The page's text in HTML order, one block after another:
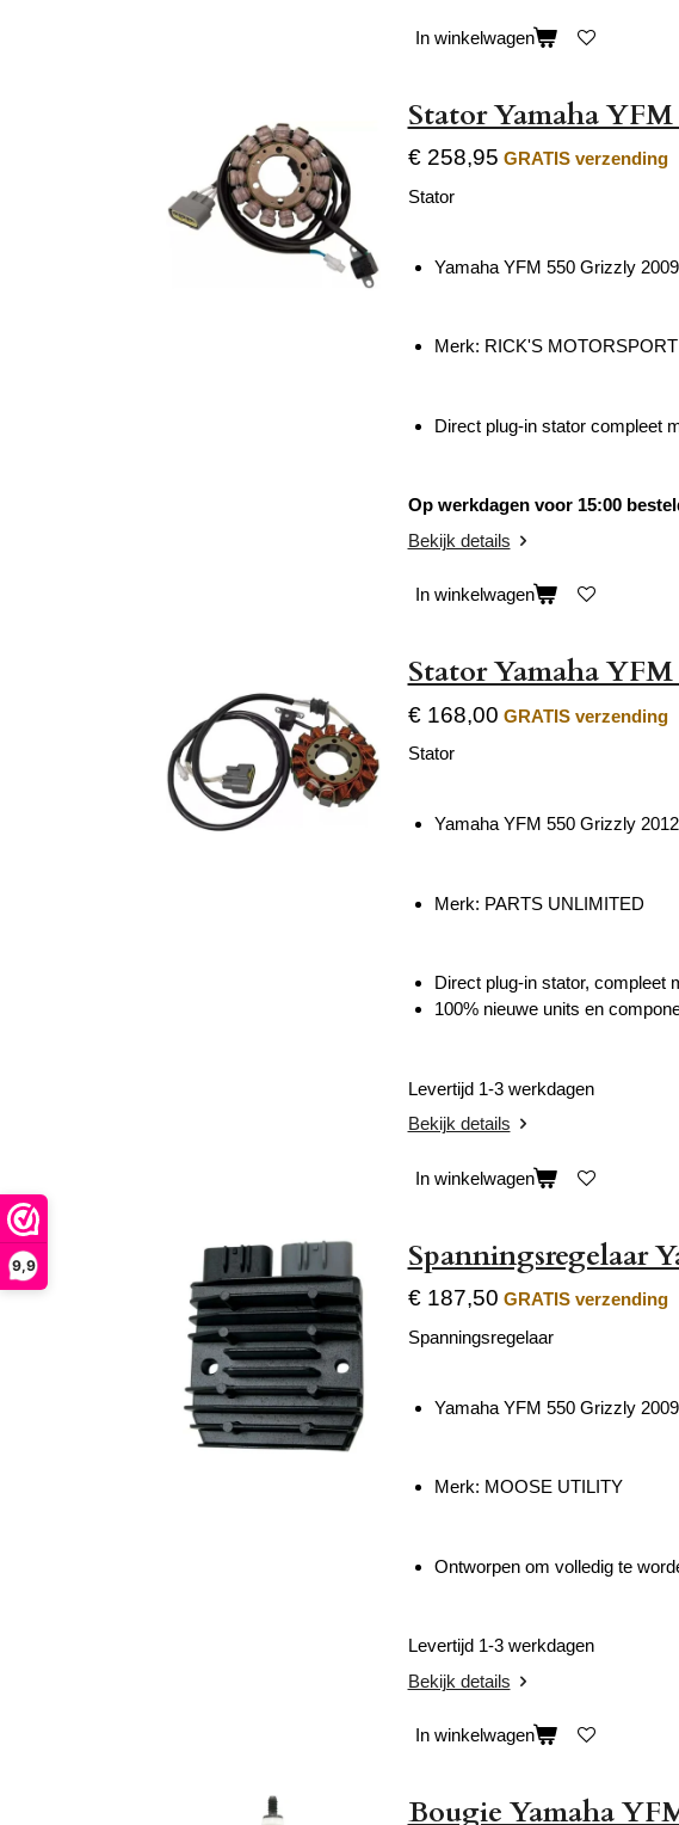
9,9
In winkelwagen
Stator Yamaha
€ 258,95 GRATIS verzending
Stator
Yamaha YFM 550 Grizzly
Merk: RICK'S
Direct plug-in stator compleet
Op werkdagen voor 15:00
Bekijk details
In winkelwagen
Stator Yamaha
€ 168,00 GRATIS verzending
Stator
Yamaha YFM 550 Grizzly
Merk: PARTS UNLIMITED
Direct plug-in stator, compleet
100% nieuwe units en
Levertijd 1-3 werkdagen
Bekijk details
In winkelwagen
Spanningsregelaar
€ 187,50 GRATIS verzending
Spanningsregelaar
Yamaha YFM 550 Grizzly
Merk: MOOSE UTILITY
Ontworpen om volledig te
Levertijd 1-3 werkdagen
Bekijk details
In winkelwagen
Bougie Yamaha